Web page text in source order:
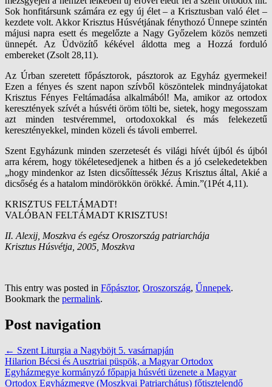
Sok honfitársunk számára ez egy új élet – a Krisztusban való élet –
kezdete volt. Akkor Krisztus Húsvétjának fénythozó Ünnepe szintén
májusi napra esett és megelőzte a Nagy Győzelem közös nemzeti
ünnepét. Az Üdvözítő kékével áldotta meg a Hozzá forduló
embereket (Zsolt 28,11).
Az Úrban szeretett főpásztorok, pásztorok az Egyház gyermekei!
Ezen a fényes és szent napon szívből köszöntelek mindnyájatokat
Krisztus Fényes Feltámadása alkalmából! Ma, amikor az ortodox
keresztények szívét a húsvéti öröm tölti be, sietek, hogy megosszam
azt minden testvéremmel, ortodoxokkal és más felekezetű
keresztényekkel, minden közeli és távoli emberrel.
Szent Egyházunk minden szerzetesét és világi hívét újból és újból
arra kérem, hogy tökéletesedjenek a hitben és a jó cselekedetekben
„hogy mindenkor az Isten dicsőíttessék Jézus Krisztus által, Akié a
dicsőség és a hatalom mindörökkön örökké. Ámin.”(1Pét 4,11).
KRISZTUS FELTÁMADT!
VALÓBAN FELTÁMADT KRISZTUS!
II. Alexij, Moszkva és egész Oroszország patriarchája
Krisztus Húsvétja, 2005, Moszkva
This entry was posted in Főpásztor, Oroszország, Űnnepek.
Bookmark the permalink.
Post navigation
← Szent Liturgia a Nagyböjt 5. vasárnapján
Hilarion Bécsi és Ausztriai püspök, a Magyar Ortodox
Egyházmegye kormányzó főpapja húsvéti üzenete a Magyar
Ortodox Egyházmegye (Moszkvai Patriarchátus) főtisztelendő